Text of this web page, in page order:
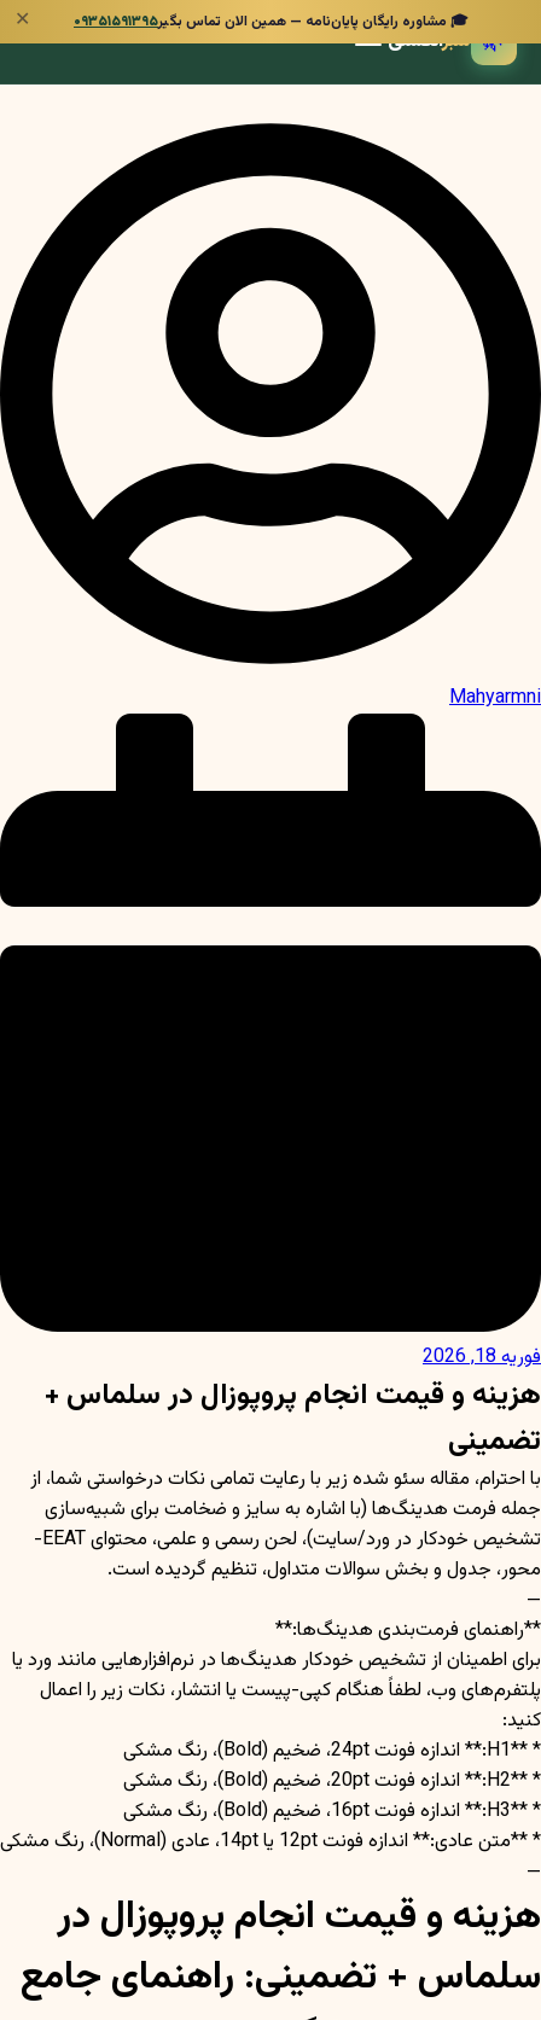
🎓 مشاوره رایگان پایان‌نامه — همین الان تماس بگیر۰۹۳۵۱۵۹۱۳۹۵ ✕
🌿 سبزانگشتی
Mahyarmni
فوریه 18, 2026
هزینه و قیمت انجام پروپوزال در سلماس +
تضمینی
با احترام، مقاله سئو شده زیر با رعایت تمامی نکات درخواستی شما، از
جمله فرمت هدینگ‌ها (با اشاره به سایز و ضخامت برای شبیه‌سازی
تشخیص خودکار در ورد/سایت)، لحن رسمی و علمی، محتوای EEAT-
محور، جدول و بخش سوالات متداول، تنظیم گردیده است.
—
**راهنمای فرمت‌بندی هدینگ‌ها:**
برای اطمینان از تشخیص خودکار هدینگ‌ها در نرم‌افزارهایی مانند ورد یا
پلتفرم‌های وب، لطفاً هنگام کپی-پیست یا انتشار، نکات زیر را اعمال
کنید:
* **H1:** اندازه فونت 24pt، ضخیم (Bold)، رنگ مشکی
* **H2:** اندازه فونت 20pt، ضخیم (Bold)، رنگ مشکی
* **H3:** اندازه فونت 16pt، ضخیم (Bold)، رنگ مشکی
* **متن عادی:** اندازه فونت 12pt یا 14pt، عادی (Normal)، رنگ مشکی
—
هزینه و قیمت انجام پروپوزال در
سلماس + تضمینی: راهنمای جامع